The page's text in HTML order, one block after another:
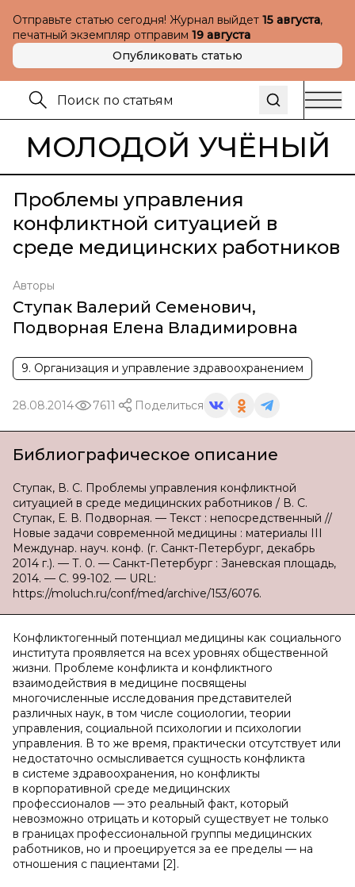
Отправьте статью сегодня! Журнал выйдет 15 августа,
печатный экземпляр отправим 19 августа
Опубликовать статью
МОЛОДОЙ УЧЁНЫЙ
Проблемы управления
конфликтной ситуацией в
среде медицинских работников
Авторы
Ступак Валерий Семенович,
Подворная Елена Владимировна
9. Организация и управление здравоохранением
28.08.2014 7611 Поделиться
Библиографическое описание
Ступак, В. С. Проблемы управления конфликтной
ситуацией в среде медицинских работников / В. С.
Ступак, Е. В. Подворная. — Текст : непосредственный //
Новые задачи современной медицины : материалы III
Междунар. науч. конф. (г. Санкт-Петербург, декабрь
2014 г.). — Т. 0. — Санкт-Петербург : Заневская площадь,
2014. — С. 99-102. — URL:
https://moluch.ru/conf/med/archive/153/6076.
Конфликтогенный потенциал медицины как социального
института проявляется на всех уровнях общественной
жизни. Проблеме конфликта и конфликтного
взаимодействия в медицине посвящены
многочисленные исследования представителей
различных наук, в том числе социологии, теории
управления, социальной психологии и психологии
управления. В то же время, практически отсутствует или
недостаточно осмысливается сущность конфликта
в системе здравоохранения, но конфликты
в корпоративной среде медицинских
профессионалов — это реальный факт, который
невозможно отрицать и который существует не только
в границах профессиональной группы медицинских
работников, но и проецируется за ее пределы — на
отношения с пациентами [2].